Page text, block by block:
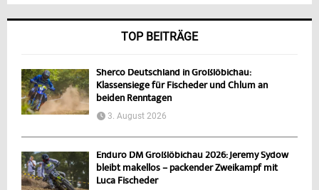
TOP BEITRÄGE
Sherco Deutschland in Großlöbichau:
Klassensiege für Fischeder und Chlum an
beiden Renntagen
3. August 2026
Enduro DM Großlöbichau 2026: Jeremy Sydow
bleibt makellos – packender Zweikampf mit
Luca Fischeder